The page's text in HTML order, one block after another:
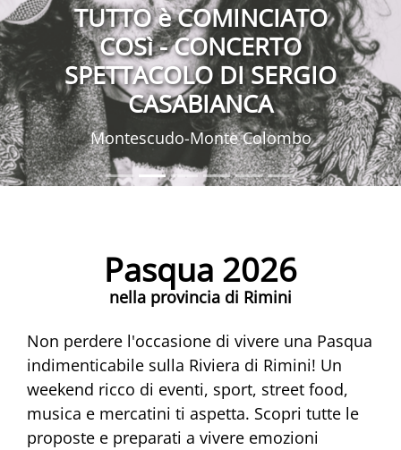
TUTTO è COMINCIATO
COSì - CONCERTO
SPETTACOLO DI SERGIO
CASABIANCA
Montescudo-Monte Colombo
Pasqua 2026
nella provincia di Rimini
Non perdere l'occasione di vivere una Pasqua
indimenticabile sulla Riviera di Rimini! Un
weekend ricco di eventi, sport, street food,
musica e mercatini ti aspetta. Scopri tutte le
proposte e preparati a vivere emozioni